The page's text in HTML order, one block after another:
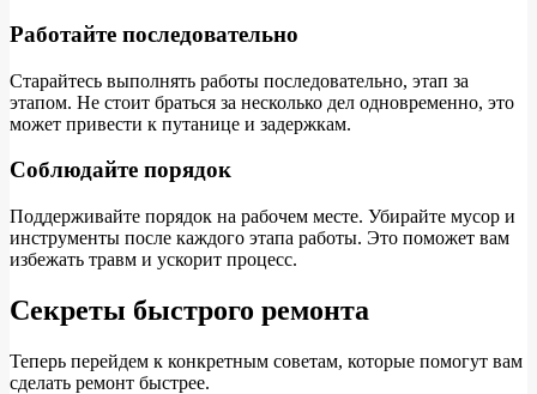
Работайте последовательно
Старайтесь выполнять работы последовательно, этап за
этапом. Не стоит браться за несколько дел одновременно, это
может привести к путанице и задержкам.
Соблюдайте порядок
Поддерживайте порядок на рабочем месте. Убирайте мусор и
инструменты после каждого этапа работы. Это поможет вам
избежать травм и ускорит процесс.
Секреты быстрого ремонта
Теперь перейдем к конкретным советам, которые помогут вам
сделать ремонт быстрее.